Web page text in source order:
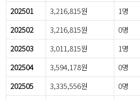
202501
3,216,815원 1명
202502
3,216,815원 0명
202503
3,011,815원 1명
202504
3,594,178원 0명
202505
3,335,556원 0명